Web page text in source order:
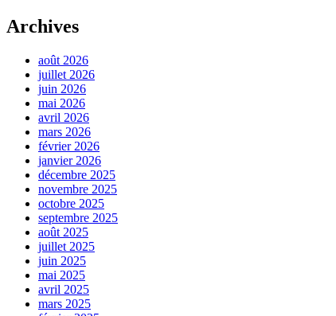
Archives
août 2026
juillet 2026
juin 2026
mai 2026
avril 2026
mars 2026
février 2026
janvier 2026
décembre 2025
novembre 2025
octobre 2025
septembre 2025
août 2025
juillet 2025
juin 2025
mai 2025
avril 2025
mars 2025